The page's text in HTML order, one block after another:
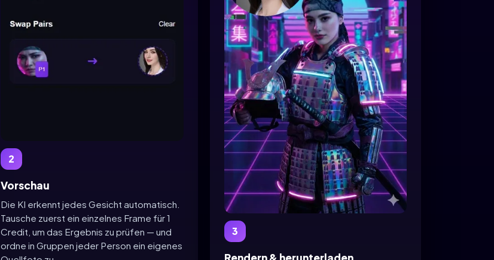
2
Vorschau
Die KI erkennt jedes Gesicht automatisch.
Tausche zuerst ein einzelnes Frame für 1
Credit, um das Ergebnis zu prüfen — und
ordne in Gruppen jeder Person ein eigenes
3